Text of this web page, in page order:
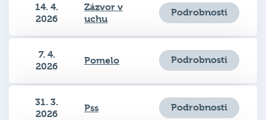
14. 4.
2026
Zázvor v
uchu
Podrobnosti
7. 4.
2026
Pomelo Podrobnosti
31. 3.
2026
Pss Podrobnosti